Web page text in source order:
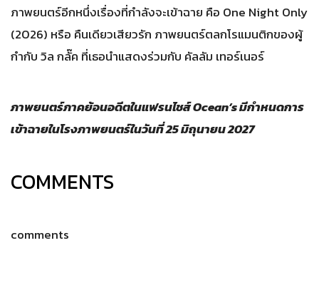
ภาพยนตร์อีกหนึ่งเรื่องที่กำลังจะเข้าฉาย คือ One Night Only
(2026) หรือ คืนเดียวเสียวรัก ภาพยนตร์ตลกโรแมนติกของผู้
กำกับ วิล กลั๊ค ที่เธอนำแสดงร่วมกับ คัลลัม เทอร์เนอร์
ภาพยนตร์ภาคย้อนอดีตในแฟรนไชส์ Ocean’s มีกำหนดการ
เข้าฉายในโรงภาพยนตร์ในวันที่ 25 มิถุนายน 2027
COMMENTS
comments